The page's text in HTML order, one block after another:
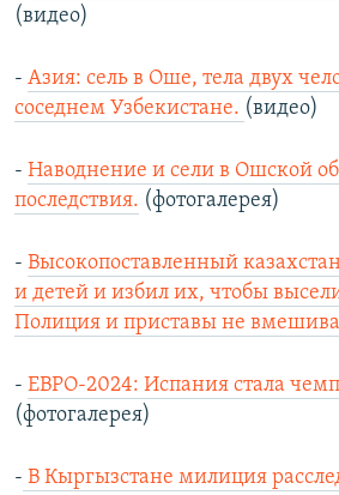
(видео)
- Азия: сель в Оше, тела двух
соседнем Узбекистане. (видео)
- Наводнение и сели в Ошской
последствия. (фотогалерея)
- Высокопоставленный
и детей и избил их, чтобы
Полиция и приставы не
- ЕВРО-2024: Испания стала
(фотогалерея)
- В Кыргызстане милиция